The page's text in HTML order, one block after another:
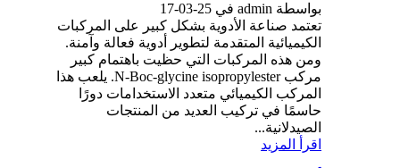
بواسطة admin في 25-03-17
تعتمد صناعة الأدوية بشكل كبير على المركبات
الكيميائية المتقدمة لتطوير أدوية فعالة وآمنة.
ومن هذه المركبات التي حظيت باهتمام كبير
مركب N-Boc-glycine isopropylester. يلعب هذا
المركب الكيميائي متعدد الاستخدامات دورًا
حاسمًا في تركيب العديد من المنتجات
الصيدلانية...
اقرأ المزيد